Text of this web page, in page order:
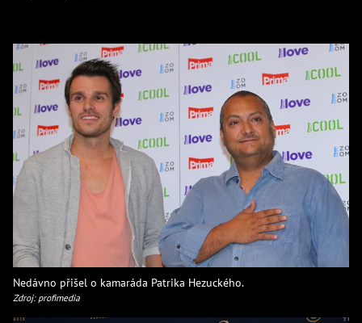
Nedávno přišel o kamaráda Patrika Hezuckého.
Zdroj: profimedia